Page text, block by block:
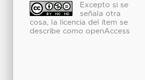
Excepto si se
señala otra
cosa, la licencia del ítem se
describe como openAccess